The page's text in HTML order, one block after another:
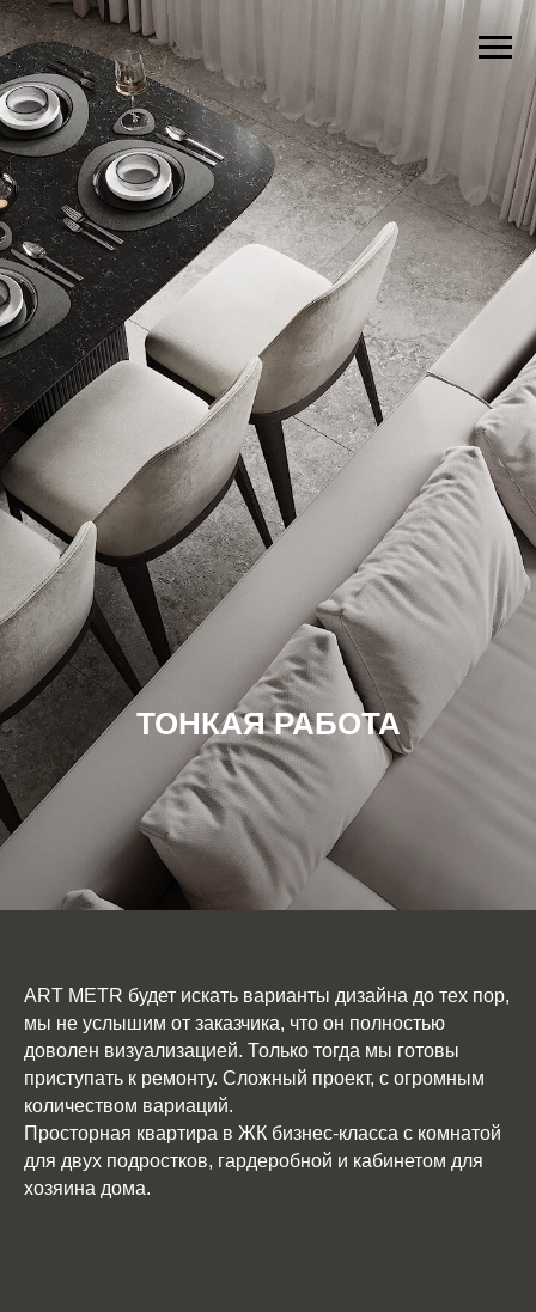
ТОНКАЯ РАБОТА
ART METR будет искать варианты дизайна до тех пор,
мы не услышим от заказчика, что он полностью
доволен визуализацией. Только тогда мы готовы
приступать к ремонту. Сложный проект, с огромным
количеством вариаций.
Просторная квартира в ЖК бизнес-класса с комнатой
для двух подростков, гардеробной и кабинетом для
хозяина дома.